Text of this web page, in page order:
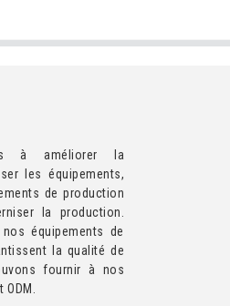
à améliorer la
les équipements,
de production
la production.
équipements de
la qualité de
fournir à nos